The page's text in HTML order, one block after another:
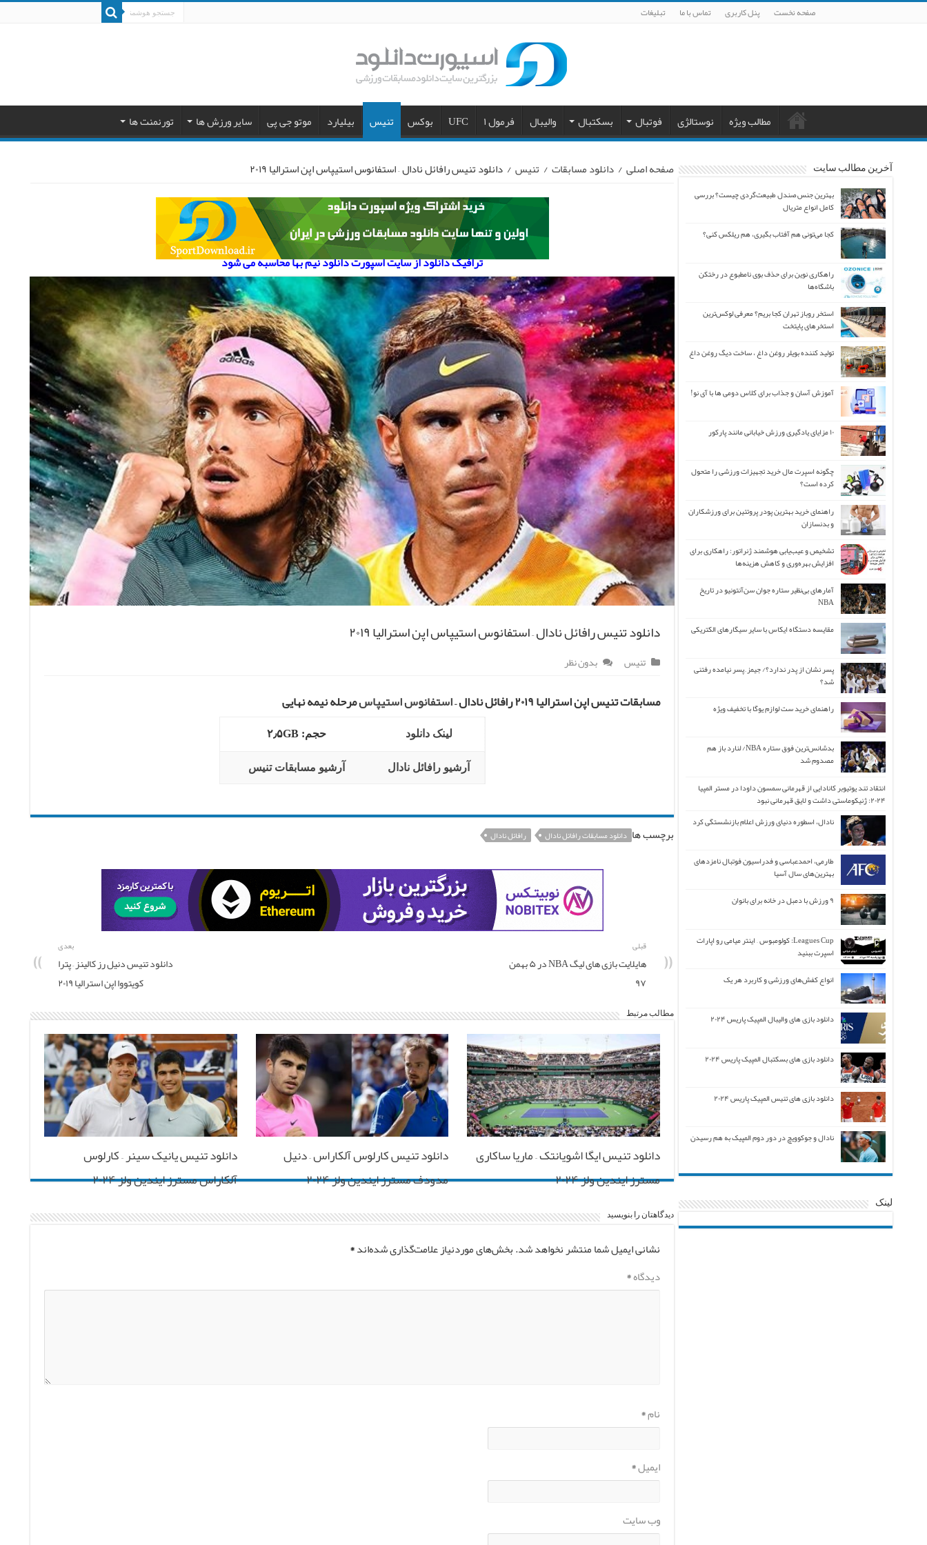
صفحه نخست پنل کاربری تماس با ما تبلیغات
مطالب ویژه نوستالژی فوتبال بسکتبال والیبال فرمول ۱ UFC بوکس تنیس بیلیارد موتو جی پی سایر ورزش ها تورنمنت ها
صفحه اصلی / دانلود مسابقات / تنیس / دانلود تنیس رافائل نادال – استفانوس استیپاس اپن استرالیا ۲۰۱۹
ترافیک دانلود از سایت اسپورت دانلود نیم بها محاسبه می شود
دانلود تنیس رافائل نادال – استفانوس استیپاس اپن استرالیا ۲۰۱۹
تنیس بدون نظر
مسابقات تنیس اپن استرالیا ۲۰۱۹ رافائل نادال – استفانوس استیپاسمرحله نیمه نهایی
لینک دانلود حجم: ۲٫۵GB
آرشیو رافائل نادال آرشیو مسابقات تنیس
برچسب ها دانلود مسابقات رافائل نادال رافائل نادال
قبلی
هایلایت بازی های لیگ NBA در ۵ بهمن
۹۷
بعدی
دانلود تنیس دنیل رز کالینز – پترا
کویتووا اپن استرالیا ۲۰۱۹
مطالب مرتبط
دانلود تنیس ایگا اشویانتک – ماریا ساکاری
مسترز ایندین ولز ۲۰۲۴
دانلود تنیس کارلوس آلکاراس – دنیل
مدودف مسترز ایندین ولز ۲۰۲۴
دانلود تنیس یانیک سینر – کارلوس
آلکاراس مسترز ایندین ولز ۲۰۲۴
دیدگاهتان را بنویسید
نشانی ایمیل شما منتشر نخواهد شد.بخش‌های موردنیاز علامت‌گذاری شده‌اند*
دیدگاه*
نام*
ایمیل*
وب‌ سایت
آخرین مطالب سایت
بهترین جنس صندل طبیعت‌گردی چیست؟ بررسی
کامل انواع متریال
کجا می‌تونی هم آفتاب بگیری، هم ریلکس کنی؟
راهکاری نوین برای حذف بوی نامطبوع در رختکن
باشگاه‌ها
استخر روباز تهران کجا بریم؟ معرفی لوکس‌ترین
استخرهای پایتخت
تولید کننده بویلر روغن داغ ، ساخت دیگ روغن داغ
آموزش آسان و جذاب برای کلاس دومی ها با آی نو!
۱۰ مزایای یادگیری ورزش خیابانی مانند پارکور
چگونه اسپرت مال خرید تجهیزات ورزشی را متحول
کرده است؟
راهنمای خرید بهترین پودر پروتئین برای ورزشکاران
و بدنسازان
تشخیص و عیب‌یابی هوشمند ژنراتور: راهکاری برای
افزایش بهره‌وری و کاهش هزینه‌ها
آمارهای بی‌نظیر ستاره جوان سن‌آنتونیو در تاریخ
NBA
مقایسه دستگاه ایکاس با سایر سیگارهای الکتریکی
پسر نشان از پدر ندارد؟/ جیمز ِ پسر نیامده رفتنی
شد؟
راهنمای خرید ست لوازم یوگا با تخفیف ویژه
بدشانس‌ترین فوق ستاره NBA/ لنارد باز هم
مصدوم شد
انتقاد تند یوتیوبر کانادایی از قهرمانی سمسون داودا در مستر المپیا
۲۰۲۴: ژنیکوماستی داشت و لایق قهرمانی نبود
نادال، اسطوره دنیای ورزش اعلام بازنشستگی کرد
طارمی، احمدعباسی و فدراسیون فوتبال نامزدهای
بهترین‌های سال آسیا
۹ ورزش با دمبل در خانه برای بانوان
Leagues Cup: کولومبوس – اینتر میامی رو اپارات
اسپرت ببنید
انواع کفش‌های ورزشی و کاربرد هر یک
دانلود بازی های والیبال المپیک پاریس ۲۰۲۴
دانلود بازی های بسکتبال المپیک پاریس ۲۰۲۴
دانلود بازی های تنیس المپیک پاریس ۲۰۲۴
نادال و جوکوویچ در دور دوم المپیک به هم رسیدن
لینک